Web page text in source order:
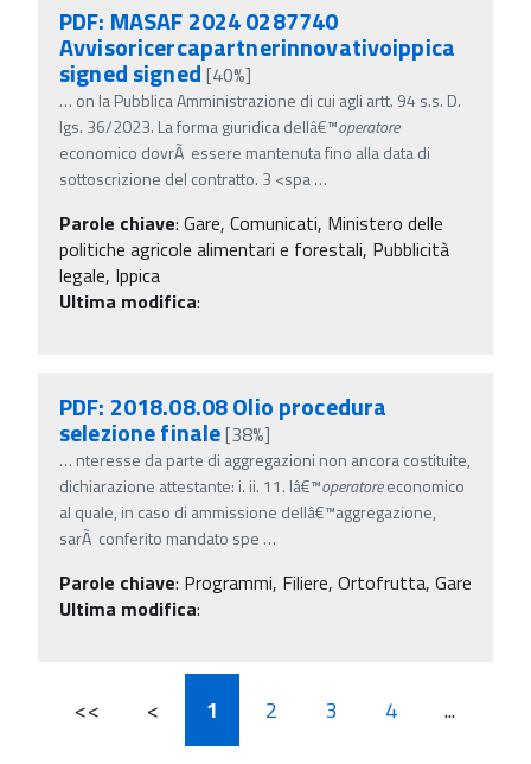
PDF: MASAF 2024 0287740
Avvisoricercapartnerinnovativoippica
signed signed [40%]
… on la Pubblica Amministrazione di cui agli artt. 94 s.s. D.
lgs. 36/2023. La forma giuridica dellâ€™operatore
economico dovrÃ essere mantenuta fino alla data di
sottoscrizione del contratto. 3 <spa…
Parole chiave: Gare, Comunicati, Ministero delle
politiche agricole alimentari e forestali, Pubblicità
legale, Ippica
Ultima modifica:
PDF: 2018.08.08 Olio procedura
selezione finale[38%]
… nteresse da parte di aggregazioni non ancora costituite,
dichiarazione attestante: i. ii. 11. lâ€™operatoreeconomico
al quale, in caso di ammissione dellâ€™aggregazione,
sarÃ conferito mandato spe …
Parole chiave: Programmi, Filiere, Ortofrutta, Gare
Ultima modifica:
<< < 1 2 3 4 ...